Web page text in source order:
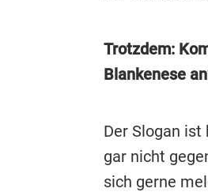
Trotzdem:
Blankenese
Der Slogan
gar nicht
sich gerne